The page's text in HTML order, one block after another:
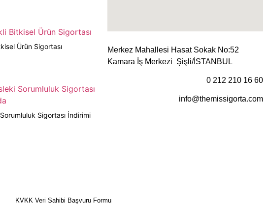
Ürün Sigortası
Sigortası İndirimi
Merkez Mahallesi Hasat Sokak No:52
Kamara İş Merkezi Şişli/İSTANBUL
0 212 210 16 60
info@themissigorta.com
KVKK Veri Sahibi Başvuru Formu